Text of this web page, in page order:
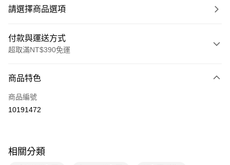
請選擇商品選項
付款與運送方式
超取滿NT$390免運
POYA支付
信用卡一次付款
商品特色
商品編號
10191472
相關分類